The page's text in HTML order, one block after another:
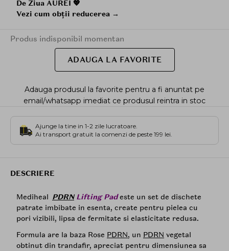
De Ziua AUREI 💖
Vezi cum obții reducerea →
Produs indisponibil momentan
ADAUGA LA FAVORITE
Adauga produsul la favorite pentru a fi anuntat pe
email/whatsapp imediat ce produsul reintra in stoc
Ajunge la tine in 1-2 zile lucratoare.
Ai transport gratuit la comenzi de peste 199 lei.
DESCRIERE
Mediheal PDRNLifting Padeste un set de dischete
patrate imbibate in esenta, create pentru pielea cu
pori vizibili, lipsa de fermitate si elasticitate redusa.
Formula are la baza Rose PDRN, un PDRN vegetal
obtinut din trandafir, apreciat pentru dimensiunea sa